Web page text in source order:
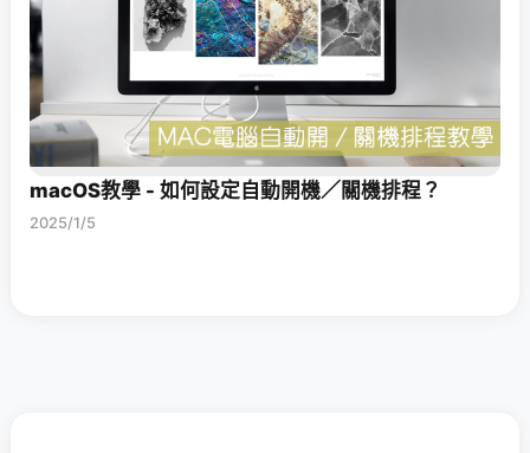
macOS教學 - 如何設定自動開機／關機排程？
2025/1/5